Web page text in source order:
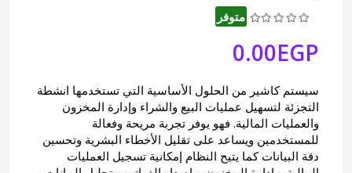
متوفر
0.00EGP
سيستم كاشير من الحلول الأساسية التي تستخدمها انشطة
التجزئة لتسهيل عمليات البيع والشراء وإدارة المخزون
والعمليات المالية. فهو يوفر تجربة مريحة وفعالة
للمستخدمين ويساعد على تقليل الأخطاء البشرية وتحسين
دقة البيانات كما يتيح النظام إمكانية تسجيل العمليات